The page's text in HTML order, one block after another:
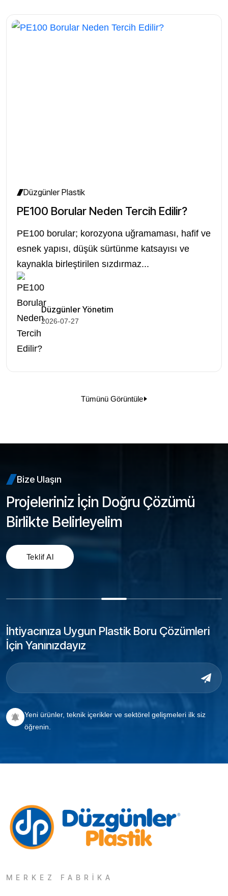
Düzgünler Plastik
PE100 Borular Neden Tercih Edilir?
PE100 borular; korozyona uğramaması, hafif ve
esnek yapısı, düşük sürtünme katsayısı ve
kaynakla birleştirilen sızdırmaz...
Düzgünler Yönetim
2026-07-27
Tümünü Görüntüle
Bize Ulaşın
Projeleriniz İçin Doğru Çözümü
Birlikte Belirleyelim
Teklif Al
İhtiyacınıza Uygun Plastik Boru Çözümleri
İçin Yanınızdayız
Yeni ürünler, teknik içerikler ve sektörel gelişmeleri ilk siz
öğrenin.
MERKEZ FABRİKA